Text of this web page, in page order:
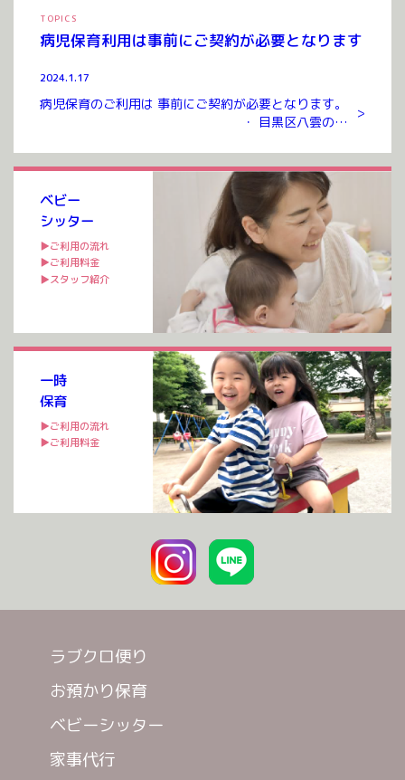
一時
保育
▶ご利用の流れ
▶ご利用料金
ベビー
シッター
▶ご利用の流れ
▶ご利用料金
▶スタッフ紹介
TOPICS
病児保育利用は事前にご契約が必要となります
2024.1.17
病児保育のご利用は 事前にご契約が必要となります。
・ 目黒区八雲のお
いただいたのち ご利用が可能となります。 ご契約には
入会金、年会費 […]
>
ラブクロ便り
お預かり保育
ベビーシッター
家事代行